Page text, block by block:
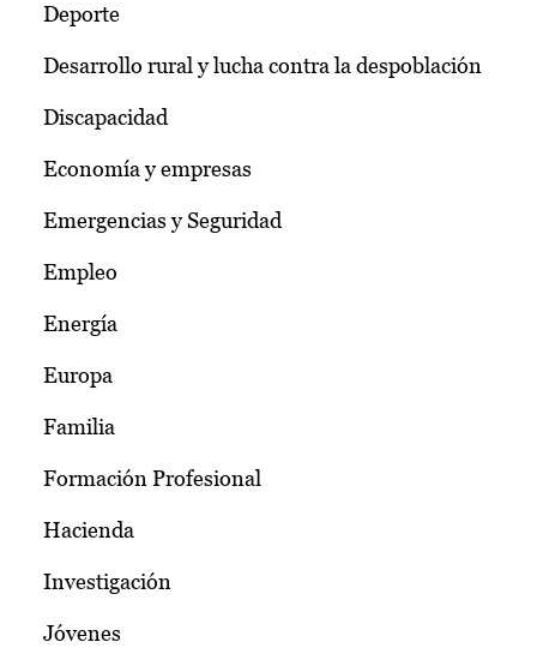
Deporte
Desarrollo rural y lucha contra la despoblación
Discapacidad
Economía y empresas
Emergencias y Seguridad
Empleo
Energía
Europa
Familia
Formación Profesional
Hacienda
Investigación
Jóvenes